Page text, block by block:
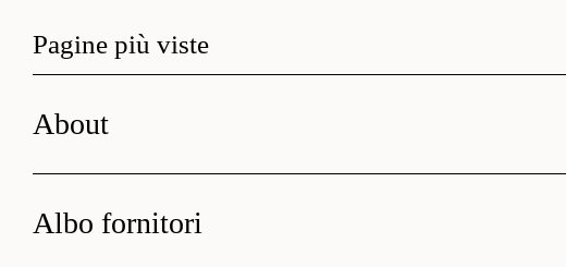
Pagine più viste
About
Albo fornitori